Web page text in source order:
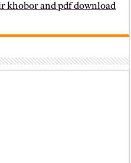
khobor and pdf download